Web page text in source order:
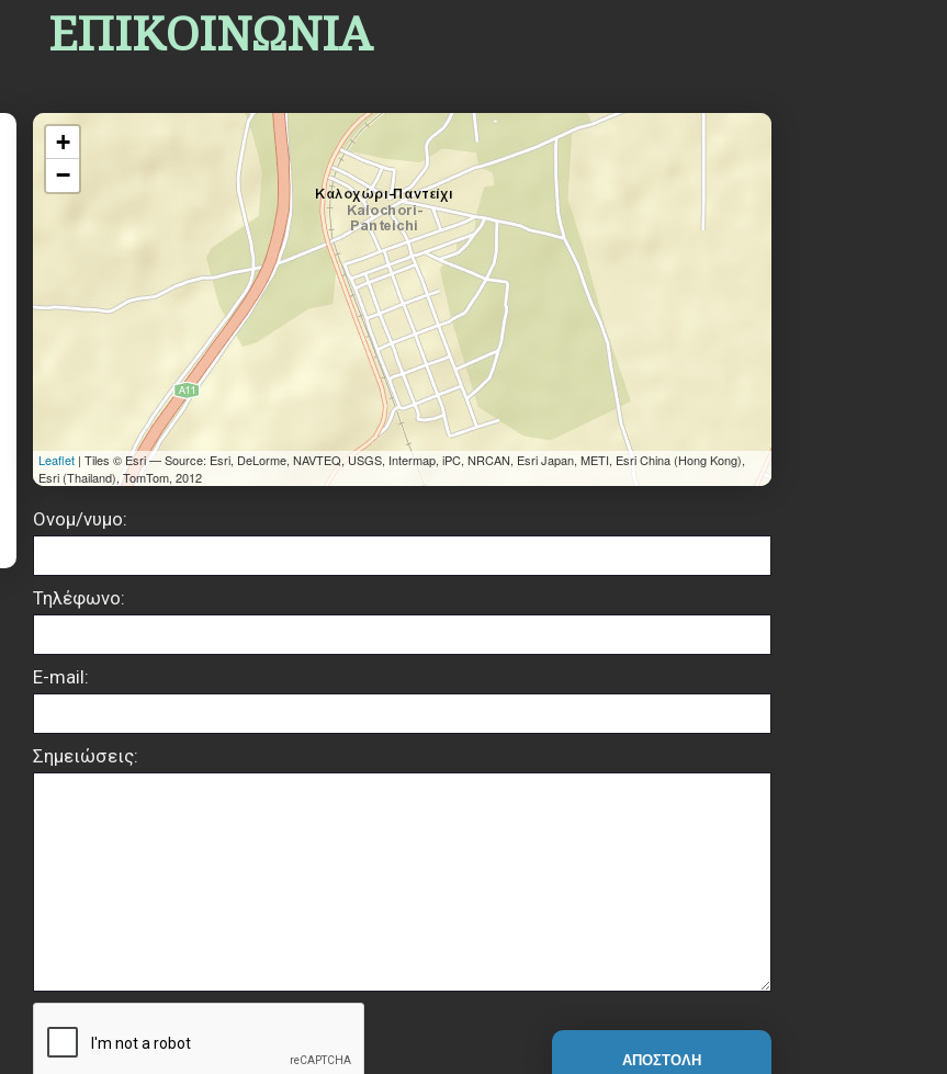
ΕΠΙΚΟΙΝΩΝΙΑ
+
−
Leaflet | Tiles © Esri — Source: Esri, DeLorme, NAVTEQ, USGS, Intermap, iPC, NRCAN, Esri Japan, METI, Esri China (Hong Kong),
Esri (Thailand), TomTom, 2012
Ονομ/νυμο:
Τηλέφωνο:
E-mail:
Σημειώσεις: